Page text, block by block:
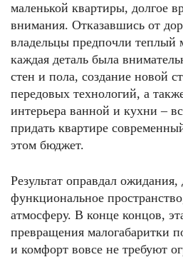
маленькой квартиры, долгое
внимания. Отказавшись от
владельцы предпочли теплый
каждая деталь была
стен и пола, создание новой
передовых технологий, а
интерьера ванной и кухни –
придать квартире
этом бюджет.
Результат оправдал ожидания,
функциональное
атмосферу. В конце концов,
превращения малогабаритки
и комфорт вовсе не требуют